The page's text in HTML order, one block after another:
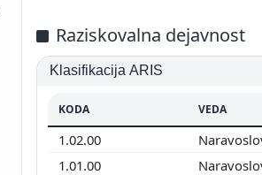
Raziskovalna dejavnost
Klasifikacija ARIS
KODA VEDA
1.02.00
1.01.00